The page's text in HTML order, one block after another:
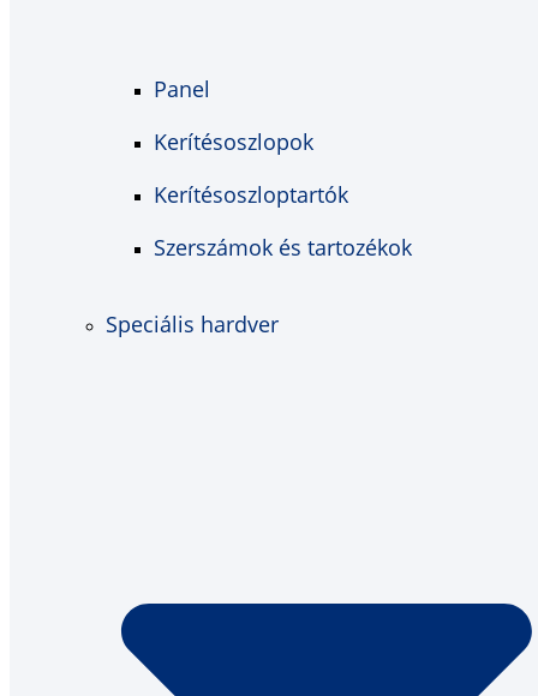
Panel
Kerítésoszlopok
Kerítésoszloptartók
Szerszámok és tartozékok
Speciális hardver